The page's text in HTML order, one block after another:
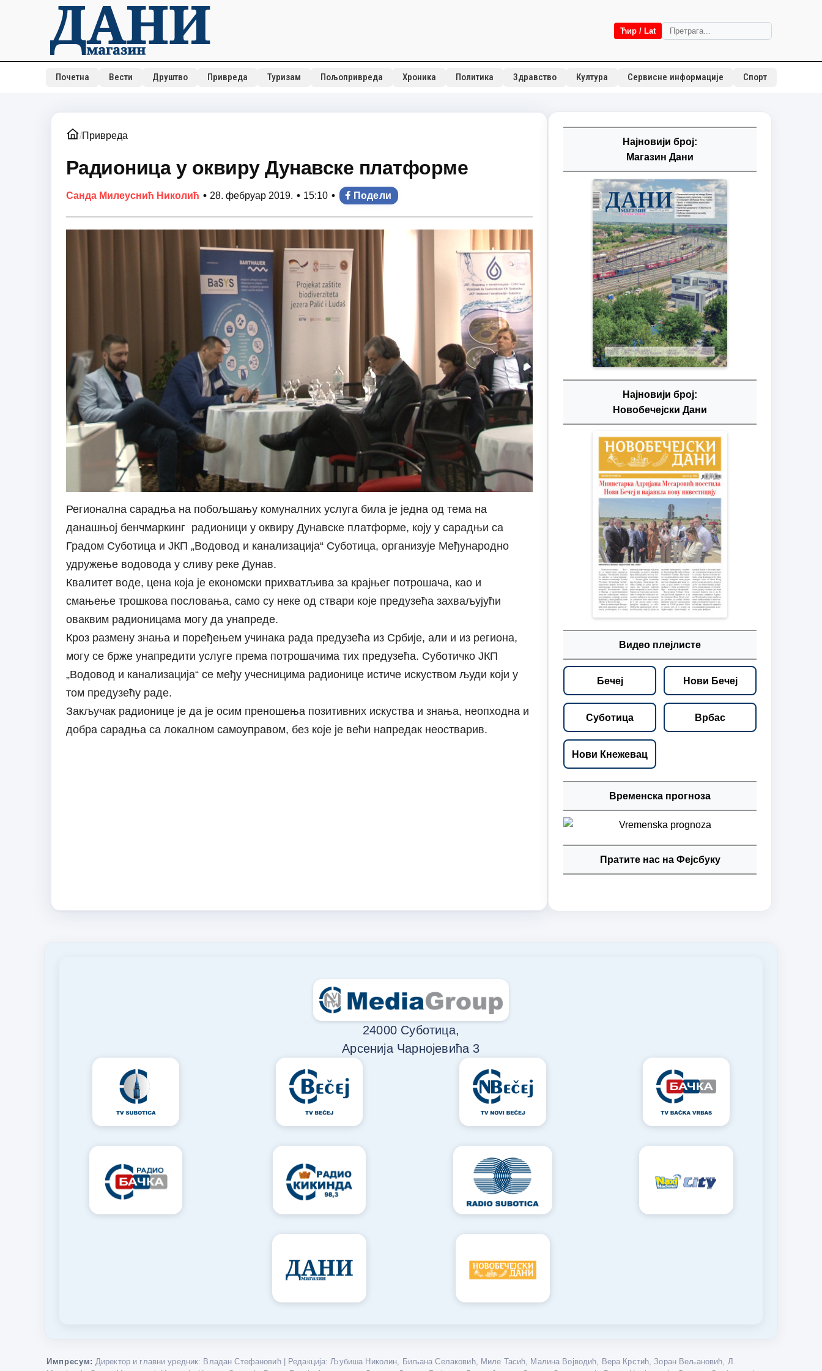
Ћир / Lat
Почетна Вести Друштво Привреда Туризам Пољопривреда Хроника Политика Здравство Култура Сервисне информације Спорт
/Привреда
Радионица у оквиру Дунавске платформе
Санда Милеуснић Николић • 28. фебруар 2019. • 15:10 • Подели
Регионална сарадња на побољшању комуналних услуга била је једна од тема на
данашњој бенчмаркинг радионици у оквиру Дунавске платформе, коју у сарадњи са
Градом Суботица и ЈКП „Водовод и канализација“ Суботица, организује Међународно
удружење водовода у сливу реке Дунав.
Квалитет воде, цена која је економски прихватљива за крајњег потрошача, као и
смањење трошкова пословања, само су неке од ствари које предузећа захваљујући
оваквим радионицама могу да унапреде.
Кроз размену знања и поређењем учинака рада предузећа из Србије, али и из региона,
могу се брже унапредити услуге према потрошачима тих предузећа. Суботичко ЈКП
„Водовод и канализација“ се међу учесницима радионице истиче искуством људи који у
том предузећу раде.
Закључак радионице је да је осим преношења позитивних искуства и знања, неопходна и
добра сарадња са локалном самоуправом, без које је већи напредак неостварив.
Најновији број:
Магазин Дани
Најновији број:
Новобечејски Дани
Видео плејлисте
Бечеј Нови Бечеј
Суботица Врбас
Нови Кнежевац
Временска прогноза
Пратите нас на Фејсбуку
24000 Суботица,
Арсенија Чарнојевића 3
Импресум: Директор и главни уредник: Владан Стефановић | Редакција: Љубиша Николин, Биљана Селаковић, Миле Тасић, Малина Војводић, Вера Крстић, Зоран Вељановић, Л.